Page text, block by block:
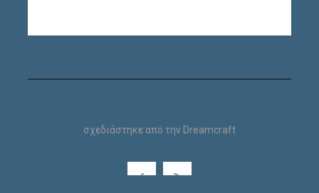
σχεδιάστηκε από την Dreamcraft